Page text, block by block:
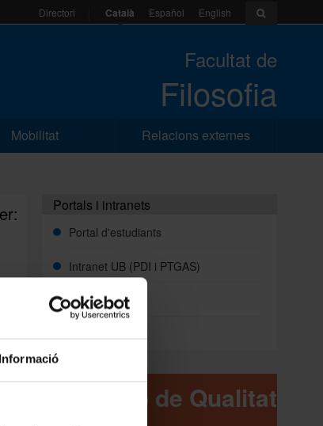
Informació
Directori Català Español English
Facultat de
Filosofia
Mobilitat Relacions externes
Portals i intranets
Portal d'estudiants
Intranet UB (PDI i PTGAS)
Campus Virtual
Alumni UB
Comissió de Qualitat